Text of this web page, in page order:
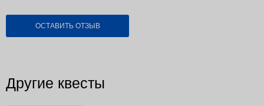
ОСТАВИТЬ ОТЗЫВ
Другие квесты